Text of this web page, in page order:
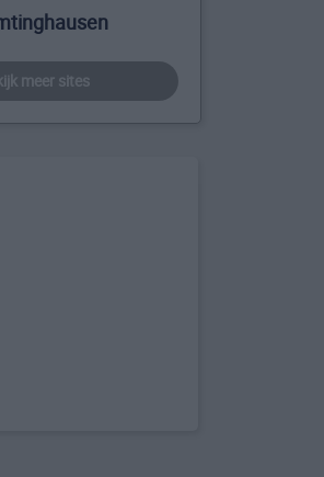
meer sites